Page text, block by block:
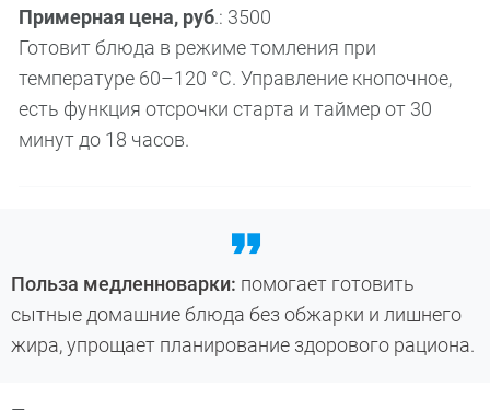
Примерная цена, руб.: 3500
Готовит блюда в режиме томления при
температуре 60–120 °C. Управление кнопочное,
есть функция отсрочки старта и таймер от 30
минут до 18 часов.
Польза медленноварки: помогает готовить
сытные домашние блюда без обжарки и лишнего
жира, упрощает планирование здорового рациона.